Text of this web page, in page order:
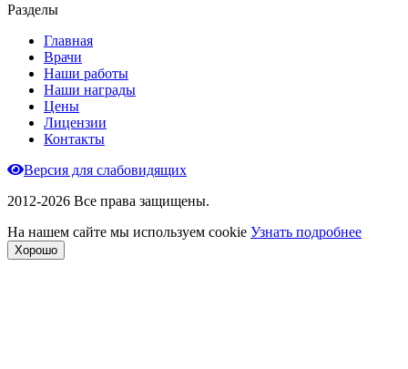
Разделы
Главная
Врачи
Наши работы
Наши награды
Цены
Лицензии
Контакты
Версия для слабовидящих
2012-2026 Все права защищены.
На нашем сайте мы используем cookie Узнать подробнее
Хорошо